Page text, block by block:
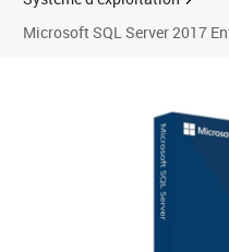
Microsoft SQL Server 2017